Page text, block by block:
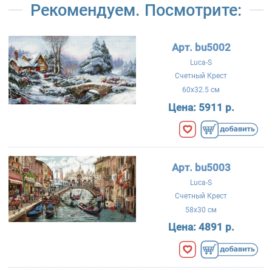
Рекомендуем. Посмотрите:
Арт. bu5002
Luca-S
Счетный Крест
60x32.5 см
Цена: 5911 р.
Арт. bu5003
Luca-S
Счетный Крест
58x30 см
Цена: 4891 р.